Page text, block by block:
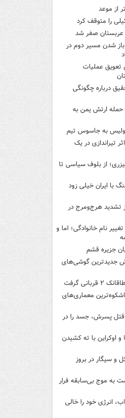
را متوقف کرد
عربستان صفر شد
شدن مسیر دوم در
تعویق عملیات
درباره چگونگی
ارتش یمن به
به جاسوس تیم
تیراندازی در یک
از بلوف سیاسی تا
با ایران خیلی زود
تشدید هرج‌ومرج در
نام خانوادگی؛ اما و
جزیره قشم
جدیدترین گوشی‌های
گرفت
معماری‌های
پسرش، جسد را در
اوکراین با ته کشیدن
و سیگار در بروز
به موج بی‌سابقه فرار
انرژی خود را خالی